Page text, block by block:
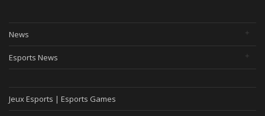
News
Esports News
Jeux Esports | Esports Games